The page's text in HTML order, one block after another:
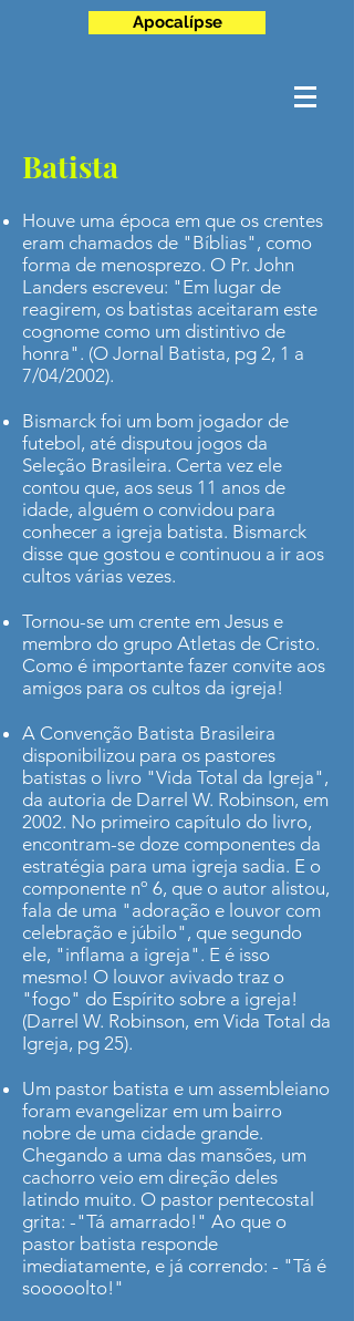
Apocalípse
Batista
Houve uma época em que os crentes
eram chamados de "Bíblias", como
forma de menosprezo. O Pr. John
Landers escreveu: "Em lugar de
reagirem, os batistas aceitaram este
cognome como um distintivo de
honra". (O Jornal Batista, pg 2, 1 a
7/04/2002).
Bismarck foi um bom jogador de
futebol, até disputou jogos da
Seleção Brasileira. Certa vez ele
contou que, aos seus 11 anos de
idade, alguém o convidou para
conhecer a igreja batista. Bismarck
disse que gostou e continuou a ir aos
cultos várias vezes.
Tornou-se um crente em Jesus e
membro do grupo Atletas de Cristo.
Como é importante fazer convite aos
amigos para os cultos da igreja!
A Convenção Batista Brasileira
disponibilizou para os pastores
batistas o livro "Vida Total da Igreja",
da autoria de Darrel W. Robinson, em
2002. No primeiro capítulo do livro,
encontram-se doze componentes da
estratégia para uma igreja sadia. E o
componente nº 6, que o autor alistou,
fala de uma "adoração e louvor com
celebração e júbilo", que segundo
ele, "inflama a igreja". E é isso
mesmo! O louvor avivado traz o
"fogo" do Espírito sobre a igreja!
(Darrel W. Robinson, em Vida Total da
Igreja, pg 25).
Um pastor batista e um assembleiano
foram evangelizar em um bairro
nobre de uma cidade grande.
Chegando a uma das mansões, um
cachorro veio em direção deles
latindo muito. O pastor pentecostal
grita: -"Tá amarrado!" Ao que o
pastor batista responde
imediatamente, e já correndo: - "Tá é
sooooolto!"